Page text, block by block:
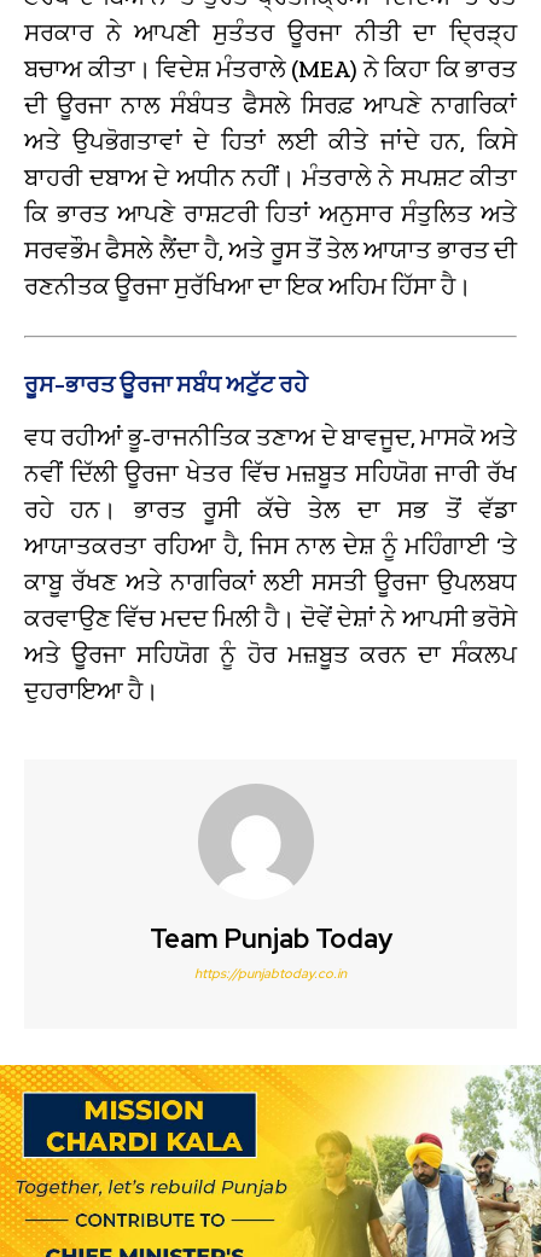
ਸਰਕਾਰ ਨੇ ਆਪਣੀ ਸੁਤੰਤਰ ਊਰਜਾ ਨੀਤੀ ਦਾ ਦ੍ਰਿੜ੍ਹ
ਬਚਾਅ ਕੀਤਾ। ਵਿਦੇਸ਼ ਮੰਤਰਾਲੇ (MEA) ਨੇ ਕਿਹਾ ਕਿ ਭਾਰਤ
ਦੀ ਊਰਜਾ ਨਾਲ ਸੰਬੰਧਤ ਫੈਸਲੇ ਸਿਰਫ਼ ਆਪਣੇ ਨਾਗਰਿਕਾਂ
ਅਤੇ ਉਪਭੋਗਤਾਵਾਂ ਦੇ ਹਿਤਾਂ ਲਈ ਕੀਤੇ ਜਾਂਦੇ ਹਨ, ਕਿਸੇ
ਬਾਹਰੀ ਦਬਾਅ ਦੇ ਅਧੀਨ ਨਹੀਂ। ਮੰਤਰਾਲੇ ਨੇ ਸਪਸ਼ਟ ਕੀਤਾ
ਕਿ ਭਾਰਤ ਆਪਣੇ ਰਾਸ਼ਟਰੀ ਹਿਤਾਂ ਅਨੁਸਾਰ ਸੰਤੁਲਿਤ ਅਤੇ
ਸਰਵਭੌਮ ਫੈਸਲੇ ਲੈਂਦਾ ਹੈ, ਅਤੇ ਰੂਸ ਤੋਂ ਤੇਲ ਆਯਾਤ ਭਾਰਤ ਦੀ
ਰਣਨੀਤਕ ਊਰਜਾ ਸੁਰੱਖਿਆ ਦਾ ਇਕ ਅਹਿਮ ਹਿੱਸਾ ਹੈ।
ਰੂਸ-ਭਾਰਤ ਊਰਜਾ ਸਬੰਧ ਅਟੁੱਟ ਰਹੇ
ਵਧ ਰਹੀਆਂ ਭੂ-ਰਾਜਨੀਤਿਕ ਤਣਾਅ ਦੇ ਬਾਵਜੂਦ, ਮਾਸਕੋ ਅਤੇ
ਨਵੀਂ ਦਿੱਲੀ ਊਰਜਾ ਖੇਤਰ ਵਿੱਚ ਮਜ਼ਬੂਤ ਸਹਿਯੋਗ ਜਾਰੀ ਰੱਖ
ਰਹੇ ਹਨ। ਭਾਰਤ ਰੂਸੀ ਕੱਚੇ ਤੇਲ ਦਾ ਸਭ ਤੋਂ ਵੱਡਾ
ਆਯਾਤਕਰਤਾ ਰਹਿਆ ਹੈ, ਜਿਸ ਨਾਲ ਦੇਸ਼ ਨੂੰ ਮਹਿੰਗਾਈ ‘ਤੇ
ਕਾਬੂ ਰੱਖਣ ਅਤੇ ਨਾਗਰਿਕਾਂ ਲਈ ਸਸਤੀ ਊਰਜਾ ਉਪਲਬਧ
ਕਰਵਾਉਣ ਵਿੱਚ ਮਦਦ ਮਿਲੀ ਹੈ। ਦੋਵੇਂ ਦੇਸ਼ਾਂ ਨੇ ਆਪਸੀ ਭਰੋਸੇ
ਅਤੇ ਊਰਜਾ ਸਹਿਯੋਗ ਨੂੰ ਹੋਰ ਮਜ਼ਬੂਤ ਕਰਨ ਦਾ ਸੰਕਲਪ
ਦੁਹਰਾਇਆ ਹੈ।
Team Punjab Today
https://punjabtoday.co.in